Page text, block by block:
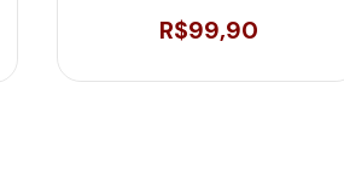
R$99,90